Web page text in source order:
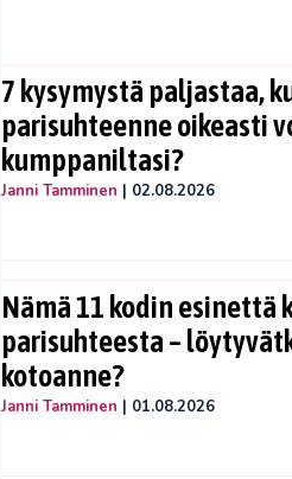
7 kysymystä paljastaa,
parisuhteenne oikeasti
kumppaniltasi?
Janni Tamminen | 02.08.2026
Nämä 11 kodin esinettä
parisuhteesta –
kotoanne?
Janni Tamminen | 01.08.2026